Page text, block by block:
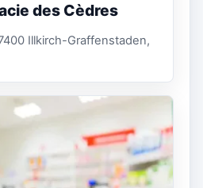
des Cèdres
Illkirch-Graffenstaden,